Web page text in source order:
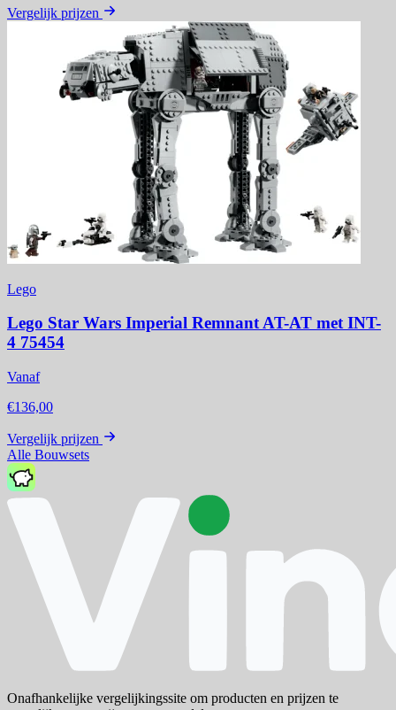
Vergelijk prijzen
Lego
Lego Star Wars Imperial Remnant AT-AT met INT-
4 75454
Vanaf
€136,00
Vergelijk prijzen
Alle Bouwsets
Onafhankelijke vergelijkingssite om producten en prijzen te